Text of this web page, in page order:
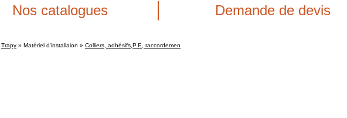
Nos catalogues Demande de devis
Trapy » Matériel d'installaion » Colliers, adhésifs,P.E, raccordemen